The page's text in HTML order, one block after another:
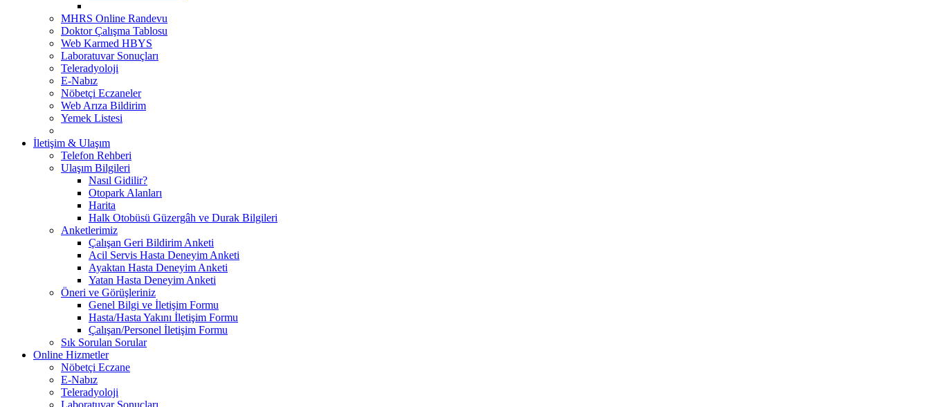
MHRS Online Randevu
Doktor Çalışma Tablosu
Web Karmed HBYS
Laboratuvar Sonuçları
Teleradyoloji
E-Nabız
Nöbetçi Eczaneler
Web Arıza Bildirim
Yemek Listesi
İletişim & Ulaşım
Telefon Rehberi
Ulaşım Bilgileri
Nasıl Gidilir?
Otopark Alanları
Harita
Halk Otobüsü Güzergâh ve Durak Bilgileri
Anketlerimiz
Çalışan Geri Bildirim Anketi
Acil Servis Hasta Deneyim Anketi
Ayaktan Hasta Deneyim Anketi
Yatan Hasta Deneyim Anketi
Öneri ve Görüşleriniz
Genel Bilgi ve İletişim Formu
Hasta/Hasta Yakını İletişim Formu
Çalışan/Personel İletişim Formu
Sık Sorulan Sorular
Online Hizmetler
Nöbetçi Eczane
E-Nabız
Teleradyoloji
Laboratuvar Sonuçları